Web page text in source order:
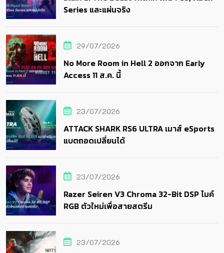
Series และแผ่นจริง
29/07/2026
No More Room in Hell 2 ออกจาก Early
Access 11 ส.ค. นี้
23/07/2026
ATTACK SHARK RS6 ULTRA เมาส์ eSports
แบตถอดเปลี่ยนได้
23/07/2026
Razer Seiren V3 Chroma 32-Bit DSP ไมค์
RGB ตัวใหม่เพื่อสายสตรีม
23/07/2026